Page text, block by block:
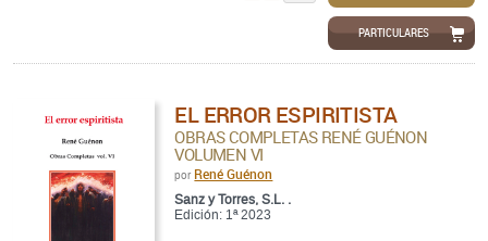
PARTICULARES
EL ERROR ESPIRITISTA
OBRAS COMPLETAS RENÉ GUÉNON
VOLUMEN VI
por René Guénon
Sanz y Torres, S.L. .
Edición: 1ª 2023